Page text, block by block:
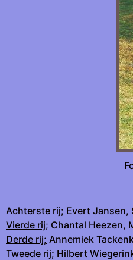
Achterste rij; Evert Jansen,
Vierde rij; Chantal Heezen,
Derde rij; Annemiek
Tweede rij; Hilbert